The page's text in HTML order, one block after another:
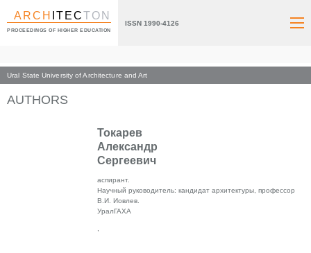
ARCH ITECTON
PROCEEDINGS OF HIGHER EDUCATION
ISSN 1990-4126
Ural State University of Architecture and Art
Index page
AUTHORS
Токарев
Александр
Сергеевич
аспирант.
Научный руководитель: кандидат архитектуры, профессор
В.И. Иовлев.
УралГАХА